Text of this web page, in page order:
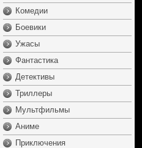
Комедии
Боевики
Ужасы
Фантастика
Детективы
Триллеры
Мультфильмы
Аниме
Приключения